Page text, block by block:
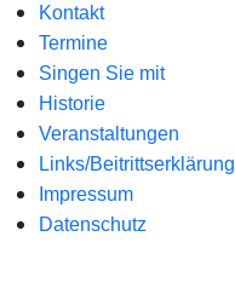
Kontakt
Termine
Singen Sie mit
Historie
Veranstaltungen
Links/Beitrittserklärung
Impressum
Datenschutz